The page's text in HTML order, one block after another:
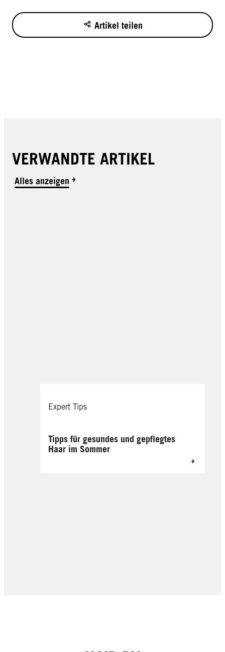
Artikel teilen
VERWANDTE ARTIKEL
Alles anzeigen
Expert Tips
Tipps für gesundes und gepflegtes
Haar im Sommer